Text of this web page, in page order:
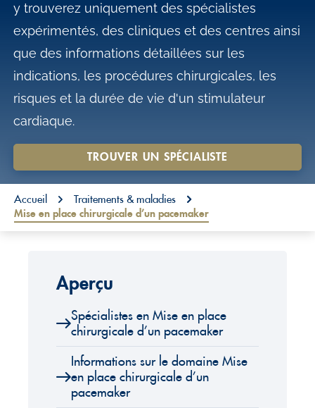
y trouverez uniquement des spécialistes
expérimentés, des cliniques et des centres ainsi
que des informations détaillées sur les
indications, les procédures chirurgicales, les
risques et la durée de vie d'un stimulateur
cardiaque.
TROUVER UN SPÉCIALISTE
You are here:
Accueil
Traitements & maladies
Mise en place chirurgicale d’un pacemaker
Aperçu
Spécialistes en Mise en place
chirurgicale d’un pacemaker
Informations sur le domaine Mise
en place chirurgicale d’un
pacemaker